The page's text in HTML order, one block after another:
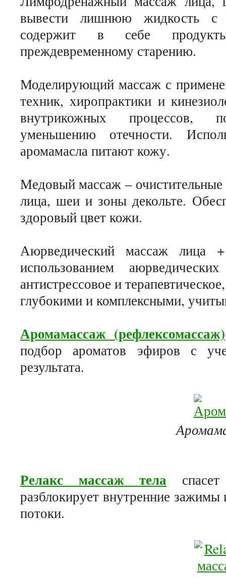
вывести лишнюю жидкость с
содержит в себе
преждевременному старению.
Моделирующий массаж с
техник, хиропрактики и
внутрикожных
уменьшению отечности.
аромамасла питают кожу.
Медовый массаж –
лица, шеи и зоны декольте.
здоровый цвет кожи.
Аюрведический массаж лица
использованием
антистрессовое и
глубокими и комплексными,
Аромамассаж (рефлексомассаж)
подбор ароматов эфиров с
результата.
Релакс массаж тела
разблокирует внутренние зажимы
потоки.